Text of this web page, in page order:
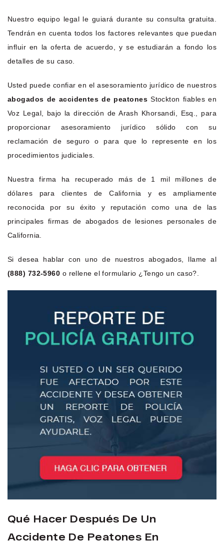
Nuestro equipo legal le guiará durante su consulta gratuita.
Tendrán en cuenta todos los factores relevantes que puedan
influir en la oferta de acuerdo, y se estudiarán a fondo los
detalles de su caso.
Usted puede confiar en el asesoramiento jurídico de nuestros
abogados de accidentes de peatonesStockton fiables en
Voz Legal, bajo la dirección de Arash Khorsandi, Esq., para
proporcionar asesoramiento jurídico sólido con su
reclamación de seguro o para que lo represente en los
procedimientos judiciales.
Nuestra firma ha recuperado más de 1 mil millones de
dólares para clientes de California y es ampliamente
reconocida por su éxito y reputación como una de las
principales firmas de abogados de lesiones personales de
California.
Si desea hablar con uno de nuestros abogados, llame al
(888) 732-5960 o rellene el formulario ¿Tengo un caso?.
Qué Hacer Después De Un
Accidente De Peatones En